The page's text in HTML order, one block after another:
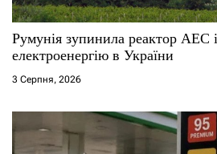
Румунія зупинила реактор АЕС
електроенергію в України
3 Серпня, 2026